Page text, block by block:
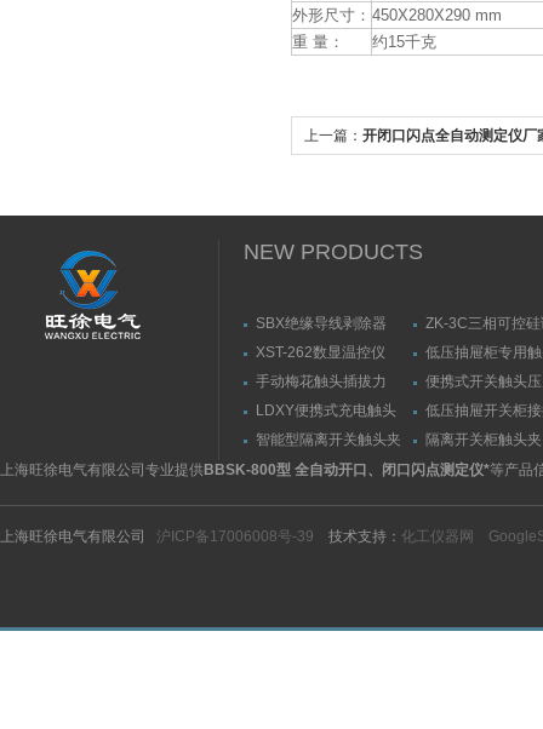
外形尺寸： 450X280X290 mm
重 量：
约15千克
上一篇： 开闭口闪点全自动测定仪厂
NEW PRODUCTS
SBX绝缘导线剥除器
ZK-3C三相可控
触发器
XST-262数显温控仪
低压抽屉柜专用
力测量仪套装
手动梅花触头插拔力
（推拉力）测量仪
便携式开关触头
（夹紧力）测量仪
LDXY便携式充电触头
（指）夹紧力测量仪
低压抽屉开关柜
触头（夹紧力）
智能型隔离开关触头夹
紧力测试仪
隔离开关柜触头
测试仪/精度传感
上海旺徐电气有限公司专业提供BBSK-800型 全自动开口、闭口闪点测定仪*等产品
上海旺徐电气有限公司 沪ICP备17006008号-39 技术支持： 化工仪器网